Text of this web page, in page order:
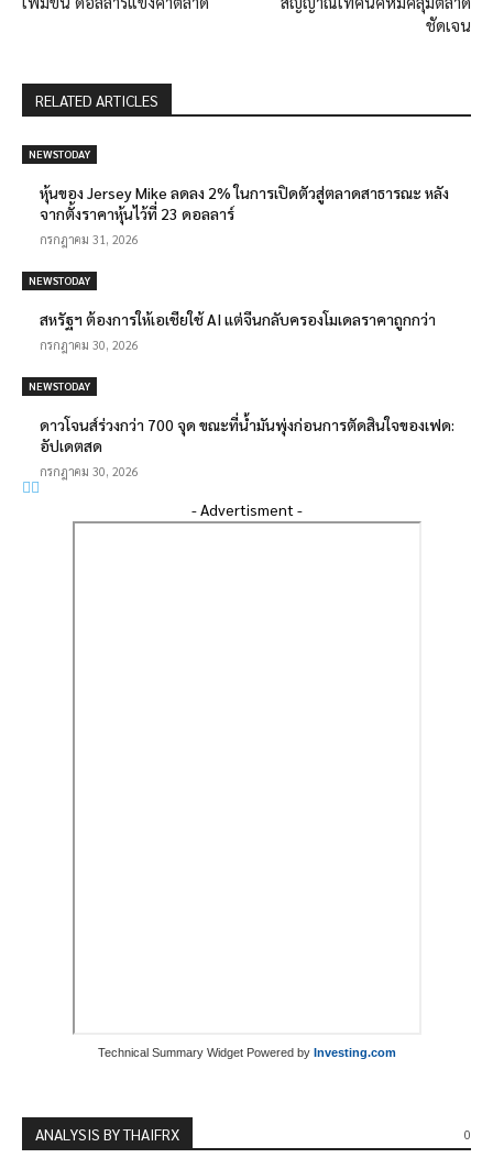
ชัดเจน
RELATED ARTICLES
NEWSTODAY
หุ้นของ Jersey Mike ลดลง 2% ในการเปิดตัวสู่ตลาดสาธารณะ หลัง
จากตั้งราคาหุ้นไว้ที่ 23 ดอลลาร์
กรกฎาคม 31, 2026
NEWSTODAY
สหรัฐฯ ต้องการให้เอเชียใช้ AI แต่จีนกลับครองโมเดลราคาถูกกว่า
กรกฎาคม 30, 2026
NEWSTODAY
ดาวโจนส์ร่วงกว่า 700 จุด ขณะที่น้ำมันพุ่งก่อนการตัดสินใจของเฟด:
อัปเดตสด
กรกฎาคม 30, 2026
- Advertisment -
Technical Summary Widget Powered by Investing.com
0
ANALYSIS BY THAIFRX